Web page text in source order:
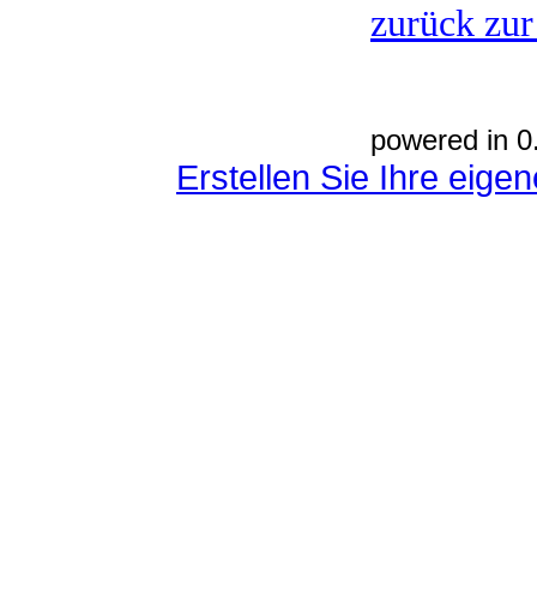
zurück
powered in
Erstellen Sie Ihre